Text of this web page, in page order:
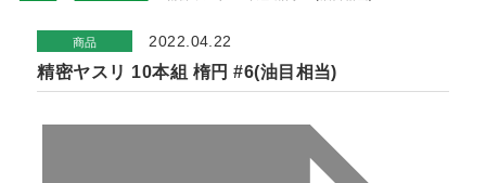
商品 2022.04.22
精密ヤスリ 10本組 楕円 #6(油目相当)